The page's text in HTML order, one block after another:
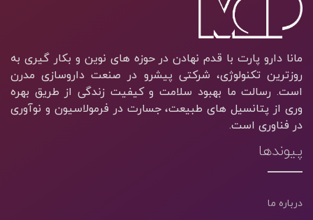
مانا دارو پارت با قدم نهادن در حوزه های نوین و بکار گیری به
روزترین تکنولوژی، شرکتی پیشرو در صنعت داروسازی مدرن
است. رسالت ما بهبود سلامت و کیفیت زندگی از طریق بهره
وری از پتانسیل های طبیعت، جسارت در فرمولاسیون و نوآوری
در فناوری است.
پیوندها
درباره ما